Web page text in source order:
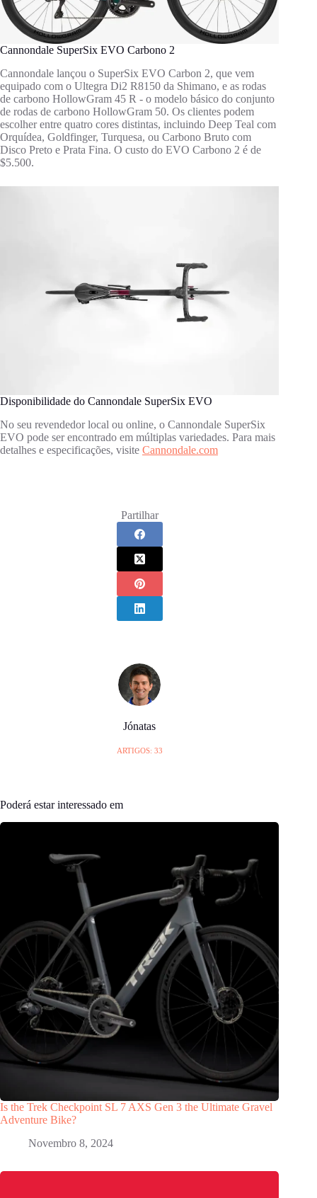
Cannondale SuperSix EVO Carbono 2
Cannondale lançou o SuperSix EVO Carbon 2, que vem
equipado com o Ultegra Di2 R8150 da Shimano, e as rodas
de carbono HollowGram 45 R - o modelo básico do conjunto
de rodas de carbono HollowGram 50. Os clientes podem
escolher entre quatro cores distintas, incluindo Deep Teal com
Orquídea, Goldfinger, Turquesa, ou Carbono Bruto com
Disco Preto e Prata Fina. O custo do EVO Carbono 2 é de
$5.500.
Disponibilidade do Cannondale SuperSix EVO
No seu revendedor local ou online, o Cannondale SuperSix
EVO pode ser encontrado em múltiplas variedades. Para mais
detalhes e especificações, visite Cannondale.com
Partilhar
Jónatas
ARTIGOS: 33
Poderá estar interessado em
Is the Trek Checkpoint SL 7 AXS Gen 3 the Ultimate Gravel
Adventure Bike?
Novembro 8, 2024